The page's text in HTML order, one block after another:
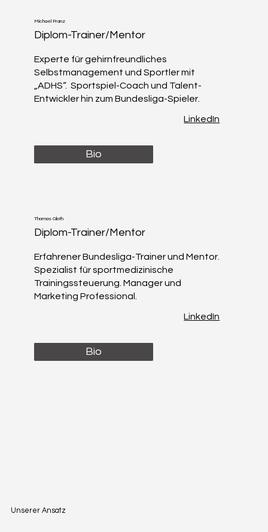
Michael Franz
Diplom-Trainer/Mentor
Experte für gehirnfreundliches
Selbstmanagement und Sportler mit
„ADHS“. Sportspiel-Coach und Talent-
Entwickler hin zum Bundesliga-Spieler.
LinkedIn
Bio
Thomas Gloth
Diplom-Trainer/Mentor
Erfahrener Bundesliga-Trainer und Mentor.
Spezialist für sportmedizinische
Trainingssteuerung. Manager und
Marketing Professional.
LinkedIn
Bio
Unserer Ansatz